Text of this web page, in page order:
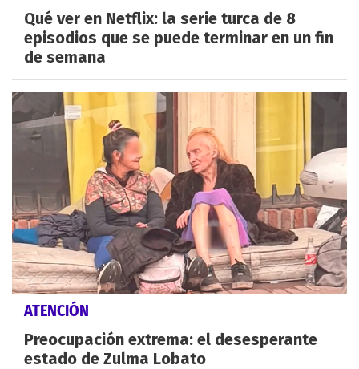
Qué ver en Netflix: la serie turca de 8
episodios que se puede terminar en un fin
de semana
ATENCIÓN
Preocupación extrema: el desesperante
estado de Zulma Lobato